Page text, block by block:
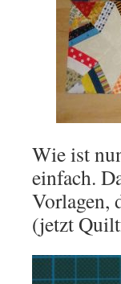
Wie ist
einfach.
Vorlagen,
(jetzt